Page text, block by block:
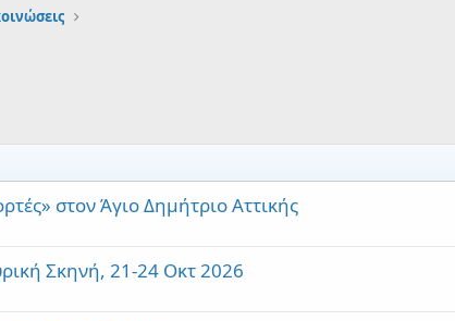
στον Άγιο Δημήτριο Αττικής
Σκηνή, 21-24 Οκτ 2026